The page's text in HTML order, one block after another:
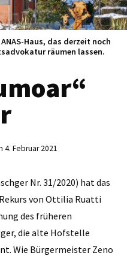
Haus, das derzeit noch
räumen lassen.
4. Februar 2021
Nr. 31/2020) hat das
von Ottilia Ruatti
des früheren
die alte Hofstelle
Wie Bürgermeister Zeno